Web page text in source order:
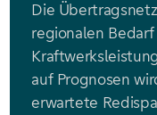
Die
regionalen
auf Prognosen
erwartete